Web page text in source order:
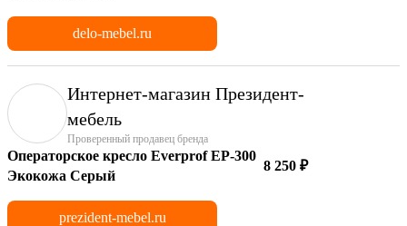
delo-mebel.ru
Интернет-магазин Президент-
мебель
Проверенный продавец бренда
Операторское кресло Everprof EP-300
Экокожа Серый
8 250 ₽
prezident-mebel.ru